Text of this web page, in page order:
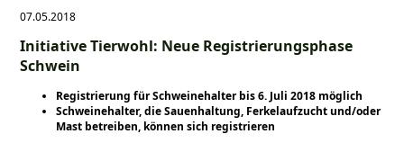
07.05.2018
Initiative Tierwohl: Neue Registrierungsphase
Schwein
Registrierung für Schweinehalter bis 6. Juli 2018 möglich
Schweinehalter, die Sauenhaltung, Ferkelaufzucht und/oder
Mast betreiben, können sich registrieren